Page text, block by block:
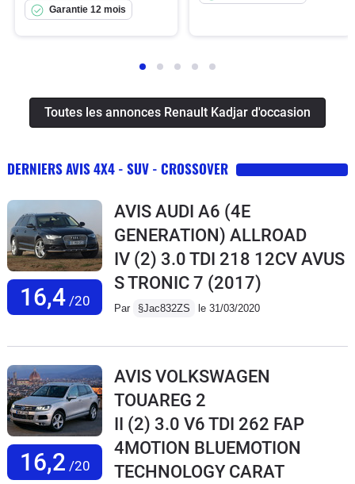
Garantie 12 mois
Toutes les annonces Renault Kadjar d'occasion
DERNIERS AVIS 4X4 - SUV - CROSSOVER
16,4/20
AVIS AUDI A6 (4E
GENERATION) ALLROAD
IV (2) 3.0 TDI 218 12CV AVUS
S TRONIC 7 (2017)
Par §Jac832ZS le 31/03/2020
16,2 /20
AVIS VOLKSWAGEN
TOUAREG 2
II (2) 3.0 V6 TDI 262 FAP
4MOTION BLUEMOTION
TECHNOLOGY CARAT